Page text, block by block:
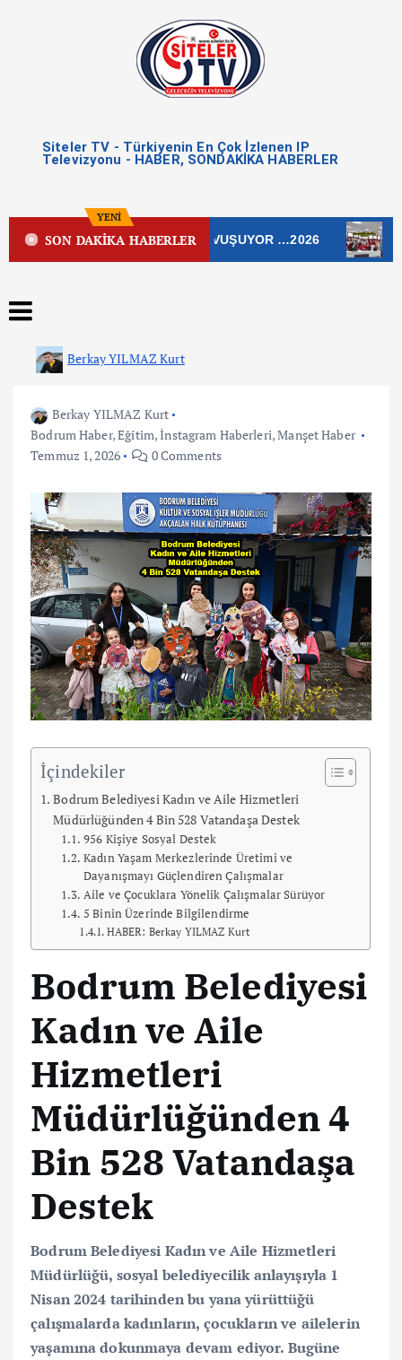
Siteler TV - Türkiyenin En Çok İzlenen IP
Televizyonu - HABER, SONDAKİKA HABERLER
YENİ
SON DAKİKA HABERLER
YENİ ÇEHRESİNE KAVUŞUYOR …2026
Berkay YILMAZ Kurt
Berkay YILMAZ Kurt
Bodrum Haber,Eğitim,İnstagram Haberleri,Manşet Haber
Temmuz 1, 2026
0 Comments
İçindekiler
Bodrum Belediyesi Kadın ve Aile Hizmetleri
Müdürlüğünden 4 Bin 528 Vatandaşa Destek
956 Kişiye Sosyal Destek
Kadın Yaşam Merkezlerinde Üretimi ve
Dayanışmayı Güçlendiren Çalışmalar
Aile ve Çocuklara Yönelik Çalışmalar Sürüyor
5 Binin Üzerinde Bilgilendirme
HABER: Berkay YILMAZ Kurt
Bodrum Belediyesi
Kadın ve Aile
Hizmetleri
Müdürlüğünden 4
Bin 528 Vatandaşa
Destek
Bodrum Belediyesi Kadın ve Aile Hizmetleri
Müdürlüğü, sosyal belediyecilik anlayışıyla 1
Nisan 2024 tarihinden bu yana yürüttüğü
çalışmalarda kadınların, çocukların ve ailelerin
yaşamına dokunmaya devam ediyor. Bugüne